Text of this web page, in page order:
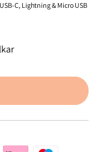
C, Lightning & Micro USB